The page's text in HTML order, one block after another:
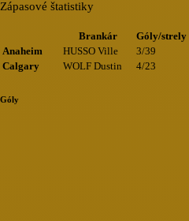
Zápasové štatistiky
Brankár
Góly/strely
Anaheim
HUSSO Ville 3/39
Calgary WOLF Dustin 4/23
Góly